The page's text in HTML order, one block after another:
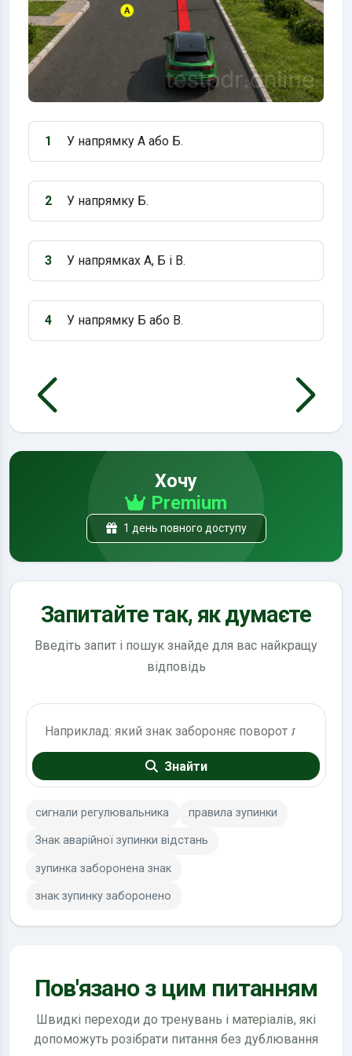
Варіант 1:
1 У напрямку А або Б.
Варіант 2:
2 У напрямку Б.
Варіант 3:
3 У напрямках А, Б і В.
Варіант 4:
4 У напрямку Б або В.
Хочу
Premium
1 день повного доступу
Запитайте так, як думаєте
Введіть запит і пошук знайде для вас найкращу
відповідь
Знайти
сигнали регулювальника правила зупинки
Знак аварійної зупинки відстань
зупинка заборонена знак
знак зупинку заборонено
Пов'язано з цим питанням
Швидкі переходи до тренувань і матеріалів, які
допоможуть розібрати питання без дублювання